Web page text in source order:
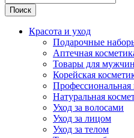
Поиск
Красота и уход
Подарочные
Аптечная
Товары для мужчин
Корейская
Профессиональная
Натуральная
Уход за волосами
Уход за лицом
Уход за телом